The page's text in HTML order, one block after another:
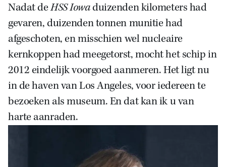
Zoek
Nadat deHSS Iowaduizenden kilometers had
gevaren, duizenden tonnen munitie had
afgeschoten, en misschien wel nucleaire
kernkoppen had meegetorst, mocht het schip in
2012 eindelijk voorgoed aanmeren. Het ligt nu
in de haven van Los Angeles, voor iedereen te
bezoeken als museum. En dat kan ik u van
harte aanraden.